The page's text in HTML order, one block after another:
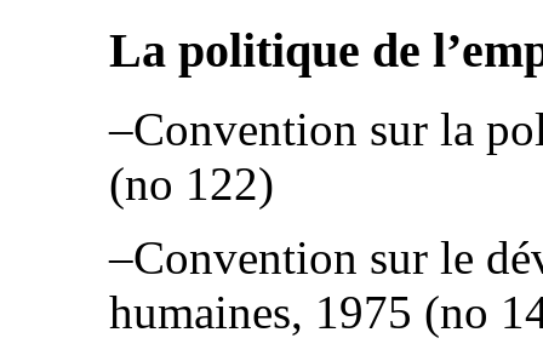
La politique de
–Convention sur la
(no 122)
–Convention sur le
humaines, 1975 (no